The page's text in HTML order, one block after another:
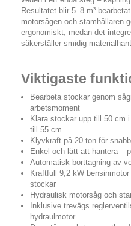
Resultatet blir 5–8 m³
motorsågen och stamhållaren
ergonomiskt, medan det
säkerställer smidig
Viktigaste
Bearbeta stockar genom
arbetsmoment
Klara stockar upp till 50 cm
till 55 cm
Klyvkraft på 20 ton för
Enkel och lätt att hantera –
Automatisk borttagning av
Kraftfull 9,2 kW
stockar
Hydraulisk motorsåg och
Inklusive trevägs
hydraulmotor